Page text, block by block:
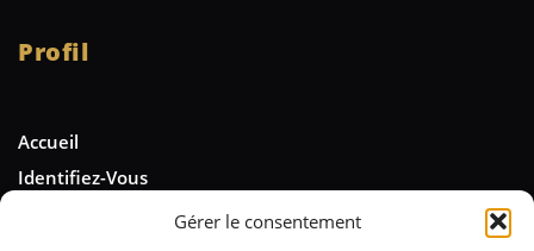
Gérer le consentement
Profil
Accueil
Identifiez-Vous